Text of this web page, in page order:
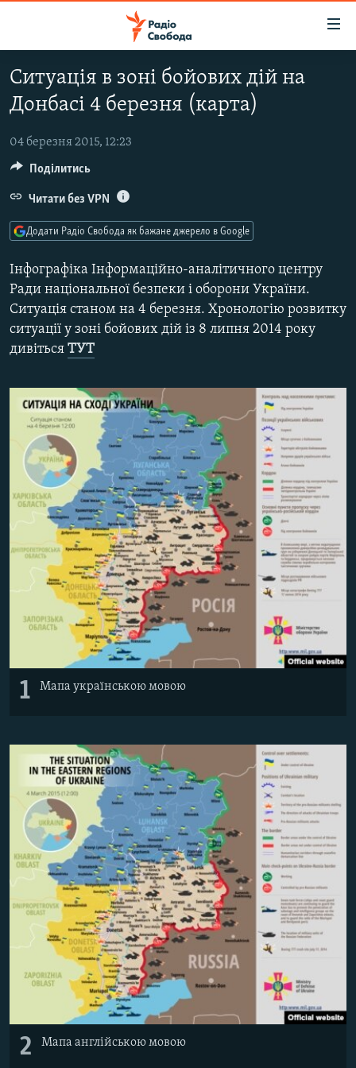
до
основного
Перейти
до
навігації
Перейти
до
пошуку
РАДІО СВОБОДА – 70 РОКІВ
ВСЕ ЗА ДОБУ
СТАТТІ
ПОЛІТИКА
ЕКОНОМІКА
СУСПІЛЬСТВО
СПОРТ
УКРАЇНА
СВІТ
ВІЙНА
РОСІЙСЬКА «ФІЛЬТРАЦІЯ»
ДОНБАС.РЕАЛІЇ
ТИ ЯК?
СХЕМИ
КИТАЙ.ВИКЛИКИ
ФОТО
СПЕЦПРОЄКТИ
ПОДКАСТИ
КРИМ РЕАЛІЇ
УКР
КТАТ
ДОЛУЧАЙСЯ!
Ситуація в зоні бойових дій на
Донбасі 4 березня (карта)
04 березня 2015, 12:23
Інфографіка Інформаційно-аналітичного центру
Ради національної безпеки і оборони України.
Ситуація станом на 4 березня. Хронологію розвитку
ситуації у зоні бойових дій із 8 липня 2014 року
дивіться ТУТ
1 Мапа українською мовою
2 Мапа англійською мовою
Поділитись
Читати без VPN
Додати Радіо Свобода як бажане джерело в Google